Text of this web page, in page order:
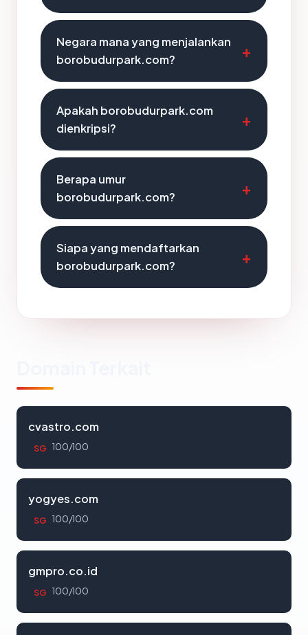
Negara mana yang menjalankan
borobudurpark.com?
Apakah borobudurpark.com
dienkripsi?
Berapa umur
borobudurpark.com?
Siapa yang mendaftarkan
borobudurpark.com?
cvastro.com
SG 100/100
yogyes.com
SG 100/100
gmpro.co.id
SG 100/100